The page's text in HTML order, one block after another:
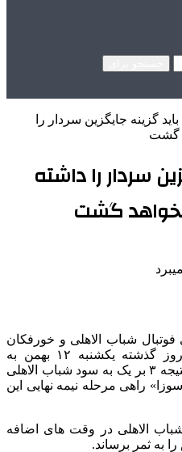
گزینه جایگزین سردار را
گشت
سردار را داشته
نخواهد گشت
شباب الاهلی و خورفکان
در جام پریزیدنت کاپ امارات روز گذشته یکشنبه ۱۲ بهمن به
مصاف هم رفتند که این دیدار با نتیجه ۳ بر یک به سود شباب الاهلی
راهی مرحله نیمه نهایی این
الاهلی در وقت های اضافه
به ثمر برساند.